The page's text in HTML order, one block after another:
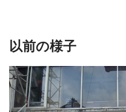
以前の様子